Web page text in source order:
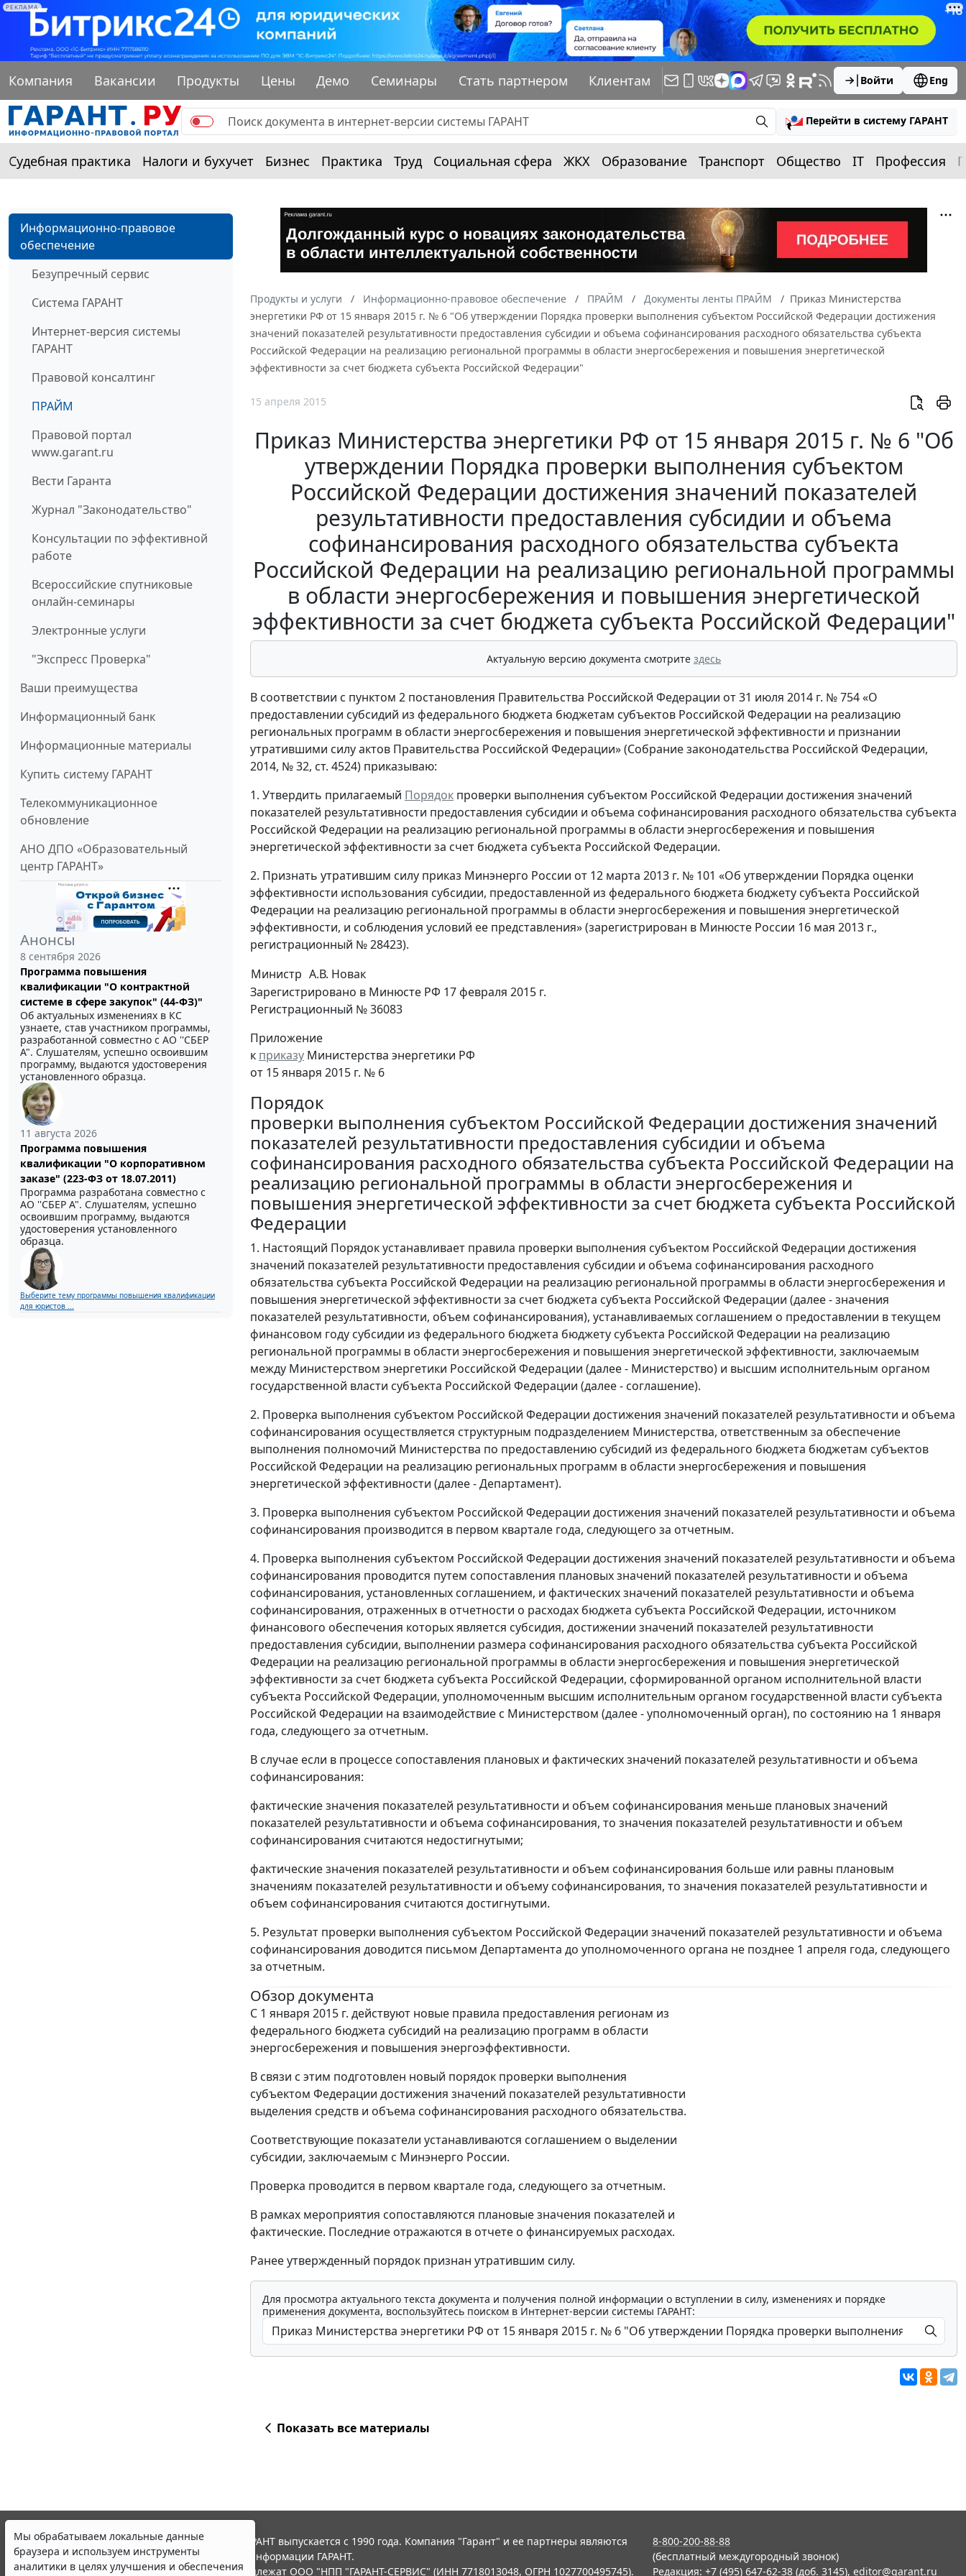
РЕКЛАМА
Компания Вакансии Продукты Цены Демо Семинары Стать партнером Клиентам Войти Eng
Перейти в систему ГАРАНТ
Судебная практика Налоги и бухучет Бизнес Практика Труд Социальная сфера ЖКХ Образование Транспорт Общество IT Профессия
Информационно-правовое
обеспечение
Безупречный сервис
Система ГАРАНТ
Интернет-версия системы
ГАРАНТ
Правовой консалтинг
ПРАЙМ
Правовой портал
www.garant.ru
Вести Гаранта
Журнал "Законодательство"
Консультации по эффективной
работе
Всероссийские спутниковые
онлайн-семинары
Электронные услуги
"Экспресс Проверка"
Ваши преимущества
Информационный банк
Информационные материалы
Купить систему ГАРАНТ
Телекоммуникационное
обновление
АНО ДПО «Образовательный
центр ГАРАНТ»
Анонсы
8 сентября 2026
Программа повышения
квалификации "О контрактной
системе в сфере закупок" (44-ФЗ)"
Об актуальных изменениях в КС
узнаете, став участником программы,
разработанной совместно с АО ''СБЕР
А". Слушателям, успешно освоившим
программу, выдаются удостоверения
установленного образца.
11 августа 2026
Программа повышения
квалификации "О корпоративном
заказе" (223-ФЗ от 18.07.2011)
Программа разработана совместно с
АО ''СБЕР А". Слушателям, успешно
освоившим программу, выдаются
удостоверения установленного
образца.
Выберите тему программы повышения квалификации
для юристов ...
Продукты и услуги Информационно-правовое обеспечение ПРАЙМ Документы ленты ПРАЙМ
Приказ Министерства
энергетики РФ от 15 января 2015 г. № 6 "Об утверждении Порядка проверки выполнения субъектом Российской Федерации достижения
значений показателей результативности предоставления субсидии и объема софинансирования расходного обязательства субъекта
Российской Федерации на реализацию региональной программы в области энергосбережения и повышения энергетической
эффективности за счет бюджета субъекта Российской Федерации"
15 апреля 2015
Приказ Министерства энергетики РФ от 15 января 2015 г. № 6 "Об
утверждении Порядка проверки выполнения субъектом
Российской Федерации достижения значений показателей
результативности предоставления субсидии и объема
софинансирования расходного обязательства субъекта
Российской Федерации на реализацию региональной программы
в области энергосбережения и повышения энергетической
эффективности за счет бюджета субъекта Российской Федерации"
Актуальную версию документа смотрите здесь
В соответствии с пунктом 2 постановления Правительства Российской Федерации от 31 июля 2014 г. № 754 «О
предоставлении субсидий из федерального бюджета бюджетам субъектов Российской Федерации на реализацию
региональных программ в области энергосбережения и повышения энергетической эффективности и признании
утратившими силу актов Правительства Российской Федерации» (Собрание законодательства Российской Федерации,
2014, № 32, ст. 4524) приказываю:
1. Утвердить прилагаемый Порядок проверки выполнения субъектом Российской Федерации достижения значений
показателей результативности предоставления субсидии и объема софинансирования расходного обязательства субъекта
Российской Федерации на реализацию региональной программы в области энергосбережения и повышения
энергетической эффективности за счет бюджета субъекта Российской Федерации.
2. Признать утратившим силу приказ Минэнерго России от 12 марта 2013 г. № 101 «Об утверждении Порядка оценки
эффективности использования субсидии, предоставленной из федерального бюджета бюджету субъекта Российской
Федерации на реализацию региональной программы в области энергосбережения и повышения энергетической
эффективности, и соблюдения условий ее представления» (зарегистрирован в Минюсте России 16 мая 2013 г.,
регистрационный № 28423).
Министр А.В. Новак
Зарегистрировано в Минюсте РФ 17 февраля 2015 г.
Регистрационный № 36083
Приложение
к приказу Министерства энергетики РФ
от 15 января 2015 г. № 6
Порядок
проверки выполнения субъектом Российской Федерации достижения значений
показателей результативности предоставления субсидии и объема
софинансирования расходного обязательства субъекта Российской Федерации на
реализацию региональной программы в области энергосбережения и
повышения энергетической эффективности за счет бюджета субъекта Российской
Федерации
1. Настоящий Порядок устанавливает правила проверки выполнения субъектом Российской Федерации достижения
значений показателей результативности предоставления субсидии и объема софинансирования расходного
обязательства субъекта Российской Федерации на реализацию региональной программы в области энергосбережения и
повышения энергетической эффективности за счет бюджета субъекта Российской Федерации (далее - значения
показателей результативности, объем софинансирования), устанавливаемых соглашением о предоставлении в текущем
финансовом году субсидии из федерального бюджета бюджету субъекта Российской Федерации на реализацию
региональной программы в области энергосбережения и повышения энергетической эффективности, заключаемым
между Министерством энергетики Российской Федерации (далее - Министерство) и высшим исполнительным органом
государственной власти субъекта Российской Федерации (далее - соглашение).
2. Проверка выполнения субъектом Российской Федерации достижения значений показателей результативности и объема
софинансирования осуществляется структурным подразделением Министерства, ответственным за обеспечение
выполнения полномочий Министерства по предоставлению субсидий из федерального бюджета бюджетам субъектов
Российской Федерации на реализацию региональных программ в области энергосбережения и повышения
энергетической эффективности (далее - Департамент).
3. Проверка выполнения субъектом Российской Федерации достижения значений показателей результативности и объема
софинансирования производится в первом квартале года, следующего за отчетным.
4. Проверка выполнения субъектом Российской Федерации достижения значений показателей результативности и объема
софинансирования проводится путем сопоставления плановых значений показателей результативности и объема
софинансирования, установленных соглашением, и фактических значений показателей результативности и объема
софинансирования, отраженных в отчетности о расходах бюджета субъекта Российской Федерации, источником
финансового обеспечения которых является субсидия, достижении значений показателей результативности
предоставления субсидии, выполнении размера софинансирования расходного обязательства субъекта Российской
Федерации на реализацию региональной программы в области энергосбережения и повышения энергетической
эффективности за счет бюджета субъекта Российской Федерации, сформированной органом исполнительной власти
субъекта Российской Федерации, уполномоченным высшим исполнительным органом государственной власти субъекта
Российской Федерации на взаимодействие с Министерством (далее - уполномоченный орган), по состоянию на 1 января
года, следующего за отчетным.
В случае если в процессе сопоставления плановых и фактических значений показателей результативности и объема
софинансирования:
фактические значения показателей результативности и объем софинансирования меньше плановых значений
показателей результативности и объема софинансирования, то значения показателей результативности и объем
софинансирования считаются недостигнутыми;
фактические значения показателей результативности и объем софинансирования больше или равны плановым
значениям показателей результативности и объему софинансирования, то значения показателей результативности и
объем софинансирования считаются достигнутыми.
5. Результат проверки выполнения субъектом Российской Федерации значений показателей результативности и объема
софинансирования доводится письмом Департамента до уполномоченного органа не позднее 1 апреля года, следующего
за отчетным.
Обзор документа
С 1 января 2015 г. действуют новые правила предоставления регионам из
федерального бюджета субсидий на реализацию программ в области
энергосбережения и повышения энергоэффективности.
В связи с этим подготовлен новый порядок проверки выполнения
субъектом Федерации достижения значений показателей результативности
выделения средств и объема софинансирования расходного обязательства.
Соответствующие показатели устанавливаются соглашением о выделении
субсидии, заключаемым с Минэнерго России.
Проверка проводится в первом квартале года, следующего за отчетным.
В рамках мероприятия сопоставляются плановые значения показателей и
фактические. Последние отражаются в отчете о финансируемых расходах.
Ранее утвержденный порядок признан утратившим силу.
Для просмотра актуального текста документа и получения полной информации о вступлении в силу, изменениях и порядке
применения документа, воспользуйтесь поиском в Интернет-версии системы ГАРАНТ:
Показать все материалы
Мы обрабатываем локальные данные
браузера и используем инструменты
аналитики в целях улучшения и обеспечения
© ООО "НПП "ГАРАНТ-СЕРВИС", 2026. Система ГАРАНТ выпускается с 1990 года. Компания "Гарант" и ее партнеры являются
участниками Российской ассоциации правовой информации ГАРАНТ.
Все права на материалы сайта ГАРАНТ.РУ принадлежат ООО "НПП "ГАРАНТ-СЕРВИС" (ИНН 7718013048, ОГРН 1027700495745).
8-800-200-88-88
(бесплатный междугородный звонок)
Редакция: +7 (495) 647-62-38 (доб. 3145), editor@garant.ru